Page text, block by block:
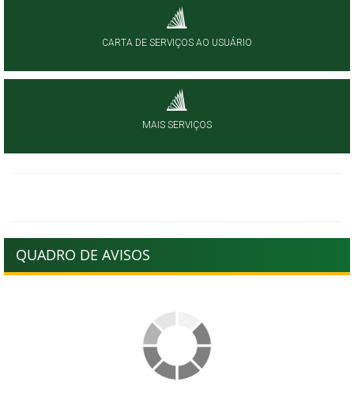
CARTA DE SERVIÇOS AO USUÁRIO
MAIS SERVIÇOS
QUADRO DE AVISOS